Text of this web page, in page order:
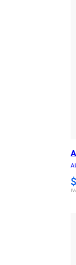
$